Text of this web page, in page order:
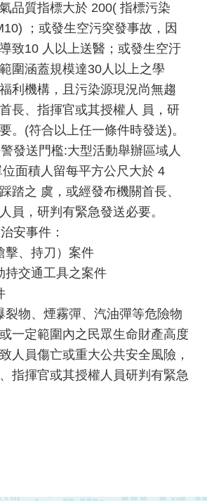
品質指標大於 200( 指標污染
；或發生空污突發事故，因
致10 人以上送醫；或發生空汙
圍涵蓋規模達30人以上之學
利機構，且污染源現況尚無趨
長、指揮官或其授權人 員，研
。(符合以上任一條件時發送)。
發送門檻:大型活動舉辦區域人
面積人留每平方公尺大於 4
踏之 虞，或經發布機關首長、
員，研判有緊急發送必要。
安事件：
擊、持刀）案件
持交通工具之案件
裂物、煙霧彈、汽油彈等危險物
一定範圍內之民眾生命財產高度
人員傷亡或重大公共安全風險，
指揮官或其授權人員研判有緊急